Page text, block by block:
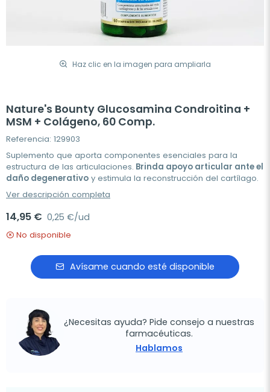
Haz clic en la imagen para ampliarla
Nature's Bounty Glucosamina Condroitina +
MSM + Colágeno, 60 Comp.
Referencia: 129903
Suplemento que aporta componentes esenciales para la
estructura de las articulaciones. Brinda apoyo articular ante el
daño degenerativo y estimula la reconstrucción del cartílago.
Ver descripción completa
14,95 € 0,25 €/ud
No disponible
Avísame cuando esté disponible
¿Necesitas ayuda? Pide consejo a nuestras
farmacéuticas.
Hablamos